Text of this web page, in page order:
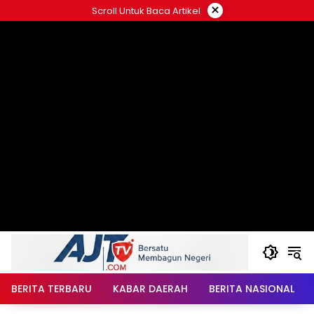
ke
Scroll Untuk Baca Artikel ×
BERITA TERBARU KABAR DAERAH BERITA NASIONAL